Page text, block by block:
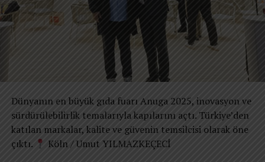
Dünyanın en büyük gıda fuarı Anuga 2025, inovasyon ve
sürdürülebilirlik temalarıyla kapılarını açtı. Türkiye’den
katılan markalar, kalite ve güvenin temsilcisi olarak öne
çıktı.
Köln / Umut YILMAZKEÇECİ